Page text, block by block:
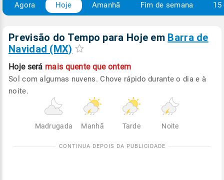
Agora Hoje Amanhã Fim de semana 15
Previsão do Tempo para Hoje em Barra de
Navidad (MX)
Hoje será mais quente que ontem
Sol com algumas nuvens. Chove rápido durante o dia e à
noite.
Madrugada Manhã Tarde Noite